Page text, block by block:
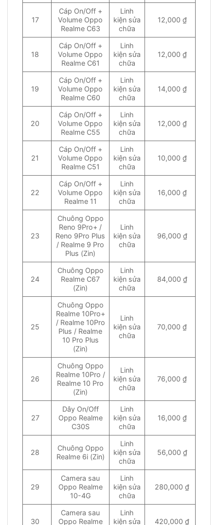
17
Cáp On/Off +
Volume Oppo
Realme C63
Linh
kiện sửa
chữa
12,000 ₫
18
Cáp On/Off +
Volume Oppo
Realme C61
Linh
kiện sửa
chữa
12,000 ₫
19
Cáp On/Off +
Volume Oppo
Realme C60
Linh
kiện sửa
chữa
14,000 ₫
20
Cáp On/Off +
Volume Oppo
Realme C55
Linh
kiện sửa
chữa
12,000 ₫
21
Cáp On/Off +
Volume Oppo
Realme C51
Linh
kiện sửa
chữa
10,000 ₫
22
Cáp On/Off +
Volume Oppo
Realme 11
Linh
kiện sửa
chữa
16,000 ₫
23
Chuông Oppo
Reno 9Pro+ /
Reno 9Pro Plus
/ Realme 9 Pro
Plus (Zin)
Linh
kiện sửa
chữa
96,000 ₫
24
Chuông Oppo
Realme C67
(Zin)
Linh
kiện sửa
chữa
84,000 ₫
25
Chuông Oppo
Realme 10Pro+
/ Realme 10Pro
Plus / Realme
10 Pro Plus
(Zin)
Linh
kiện sửa
chữa
70,000 ₫
26
Chuông Oppo
Realme 10Pro /
Realme 10 Pro
(Zin)
Linh
kiện sửa
chữa
76,000 ₫
27
Dây On/Off
Oppo Realme
C30S
Linh
kiện sửa
chữa
16,000 ₫
28
Chuông Oppo
Realme 6i (Zin)
Linh
kiện sửa
chữa
56,000 ₫
29
Camera sau
Oppo Realme
10-4G
Linh
kiện sửa
chữa
280,000 ₫
30
Camera sau
Oppo Realme
Linh
kiện sửa
420,000 ₫